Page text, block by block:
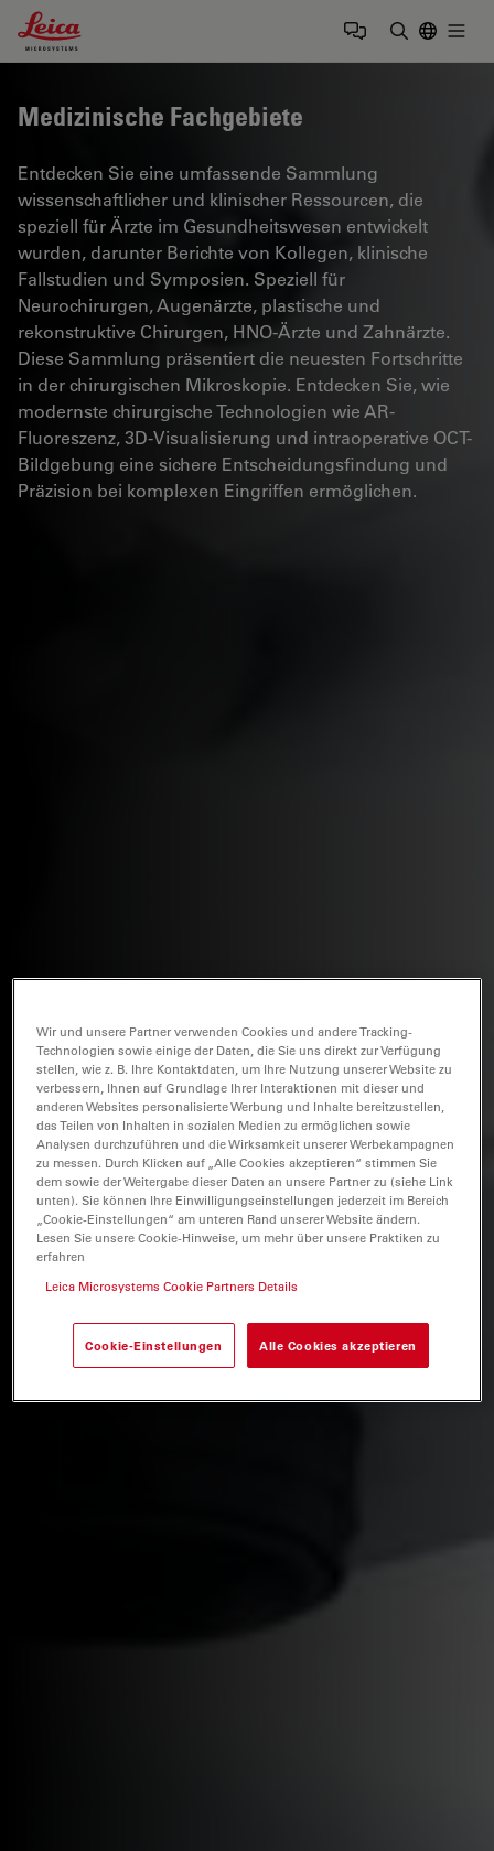
Leica Microsystems Logo
Medizinische Fachgebiete
Entdecken Sie eine umfassende Sammlung
wissenschaftlicher und klinischer Ressourcen, die
speziell für Ärzte im Gesundheitswesen entwickelt
wurden, darunter Berichte von Kollegen, klinische
Fallstudien und Symposien. Speziell für
Neurochirurgen, Augenärzte, plastische und
rekonstruktive Chirurgen, HNO-Ärzte und Zahnärzte.
Diese Sammlung präsentiert die neuesten Fortschritte
in der chirurgischen Mikroskopie. Entdecken Sie, wie
modernste chirurgische Technologien wie AR-
Fluoreszenz, 3D-Visualisierung und intraoperative OCT-
Bildgebung eine sichere Entscheidungsfindung und
Präzision bei komplexen Eingriffen ermöglichen.
Wir und unsere Partner verwenden Cookies und andere Tracking-
Technologien sowie einige der Daten, die Sie uns direkt zur Verfügung
stellen, wie z. B. Ihre Kontaktdaten, um Ihre Nutzung unserer Website zu
verbessern, Ihnen auf Grundlage Ihrer Interaktionen mit dieser und
anderen Websites personalisierte Werbung und Inhalte bereitzustellen,
das Teilen von Inhalten in sozialen Medien zu ermöglichen sowie
Analysen durchzuführen und die Wirksamkeit unserer Werbekampagnen
zu messen. Durch Klicken auf „Alle Cookies akzeptieren“ stimmen Sie
dem sowie der Weitergabe dieser Daten an unsere Partner zu (siehe Link
unten). Sie können Ihre Einwilligungseinstellungen jederzeit im Bereich
„Cookie-Einstellungen“ am unteren Rand unserer Website ändern.
Lesen Sie unsere Cookie-Hinweise, um mehr über unsere Praktiken zu
erfahren
Leica Microsystems Cookie Partners Details
Cookie-Einstellungen Alle Cookies akzeptieren